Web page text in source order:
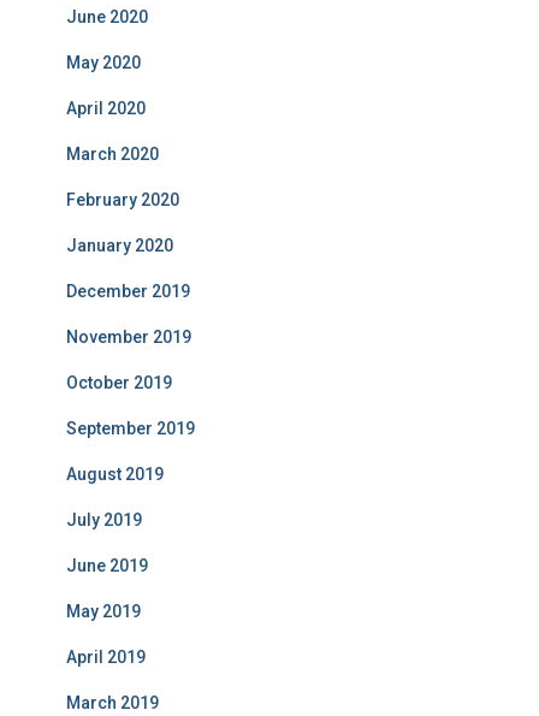
June 2020
May 2020
April 2020
March 2020
February 2020
January 2020
December 2019
November 2019
October 2019
September 2019
August 2019
July 2019
June 2019
May 2019
April 2019
March 2019